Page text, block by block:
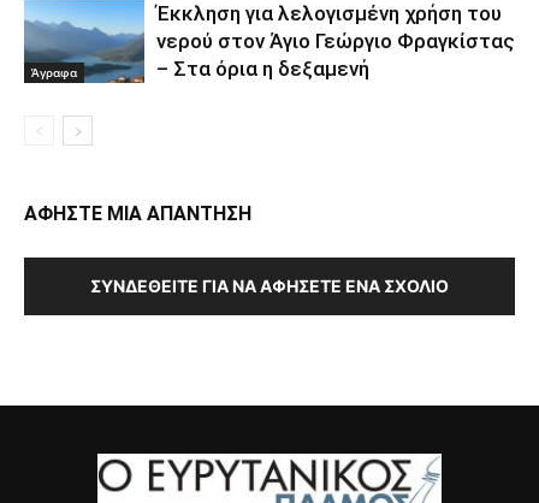
Άγραφα
Έκκληση για λελογισμένη χρήση του
νερού στον Άγιο Γεώργιο Φραγκίστας
– Στα όρια η δεξαμενή
ΑΦΗΣΤΕ ΜΙΑ ΑΠΑΝΤΗΣΗ
ΣΥΝΔΕΘΕΊΤΕ ΓΙΑ ΝΑ ΑΦΉΣΕΤΕ ΈΝΑ ΣΧΌΛΙΟ